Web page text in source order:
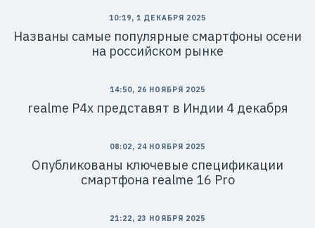
10:19, 1 ДЕКАБРЯ 2025
Названы самые популярные смартфоны осени
на российском рынке
14:50, 26 НОЯБРЯ 2025
realme P4x представят в Индии 4 декабря
08:02, 24 НОЯБРЯ 2025
Опубликованы ключевые спецификации
смартфона realme 16 Pro
21:22, 23 НОЯБРЯ 2025